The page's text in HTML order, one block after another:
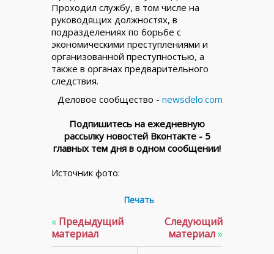
Проходил службу, в том числе на
руководящих должностях, в
подразделениях по борьбе с
экономическими преступлениями и
организованной преступностью, а
также в органах предварительного
следствия.
Деловое сообщество - newsdelo.com
Подпишитесь на ежедневную
рассылку новостей Вконтакте - 5
главных тем дня в одном сообщении!
Источник фото:
Печать
« Предыдущий
материал
Следующий
материал»